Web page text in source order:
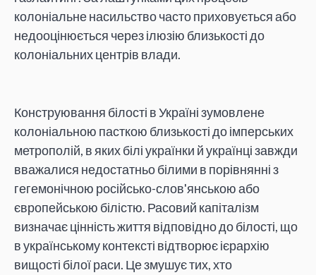
колоніальне насильство часто приховується або
недооцінюється через ілюзію близькості до
колоніальних центрів влади.
Конструювання білості в Україні зумовлене
колоніальною пасткою близькості до імперських
метрополій, в яких білі українки й українці завжди
вважалися недостатньо білими в порівнянні з
гегемонічною російсько-слов'янською або
європейською білістю. Расовий капіталізм
визначає цінність життя відповідно до білості, що
в українському контексті відтворює ієрархію
вищості білої раси. Це змушує тих, хто